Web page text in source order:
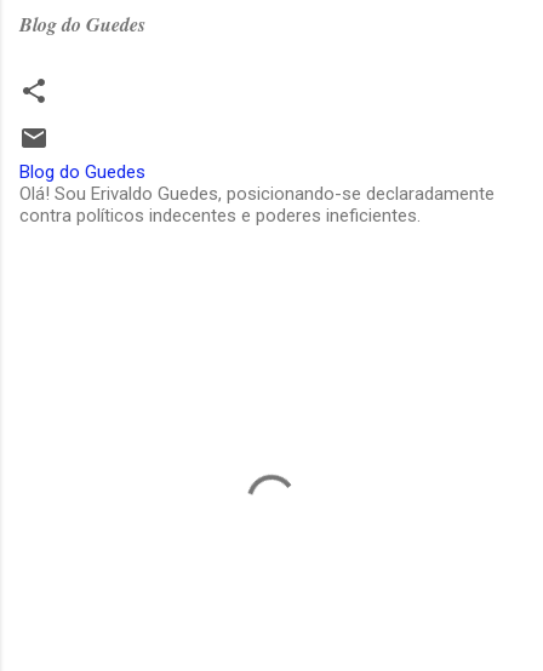
Blog do Guedes
Blog do Guedes
Olá! Sou Erivaldo Guedes, posicionando-se declaradamente
contra políticos indecentes e poderes ineficientes.